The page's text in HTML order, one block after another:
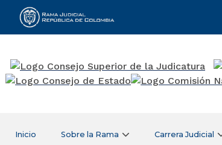
Rama Judicial
Inicio Sobre la Rama Carrera Judicial